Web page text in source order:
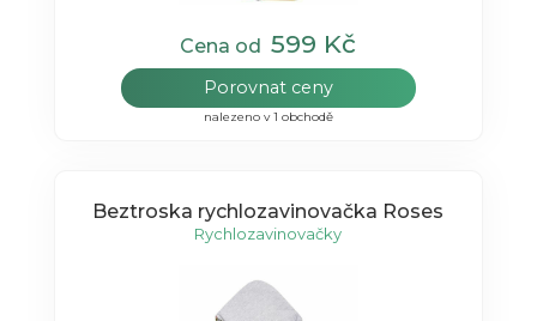
Cena od599 Kč
Porovnat ceny
nalezeno v 1 obchodě
Beztroska rychlozavinovačka Roses
Rychlozavinovačky